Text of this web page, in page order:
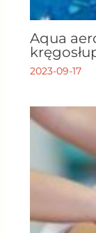
Aqua
2023-09-17